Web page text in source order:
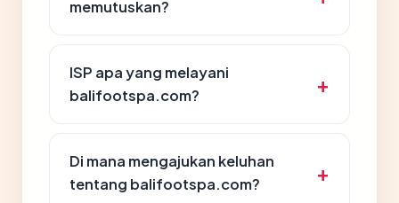
memutuskan?
ISP apa yang melayani
balifootspa.com?
Di mana mengajukan keluhan
tentang balifootspa.com?